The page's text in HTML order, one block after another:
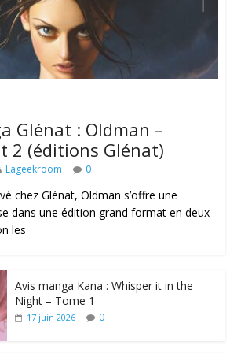
Glénat : Oldman –
2 (éditions Glénat)
Lageekroom 0
chez Glénat, Oldman s’offre une
dans une édition grand format en deux
les
Avis manga Kana : Whisper it in the
Night – Tome 1
17 juin 2026 0